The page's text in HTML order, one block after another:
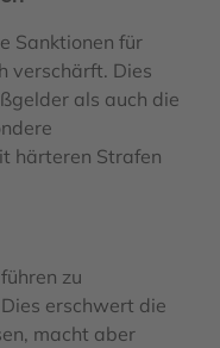
Sanktionen für
verschärft. Dies
als auch die
härteren Strafen
zu
erschwert die
macht aber